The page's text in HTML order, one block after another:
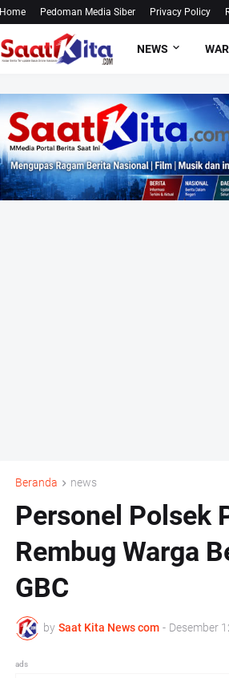
Home Pedoman Media Siber Privacy Policy
NEWS
Beranda news
Personel Polsek
Rembug Warga
GBC
by Saat Kita News com - Desember
ads